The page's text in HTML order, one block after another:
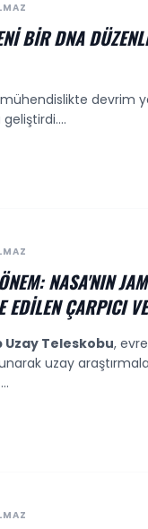
BIR DNA
mühendislikte devrim
NASA'NIN
EDILEN ÇARPICI
Uzay Teleskobu,
uzay